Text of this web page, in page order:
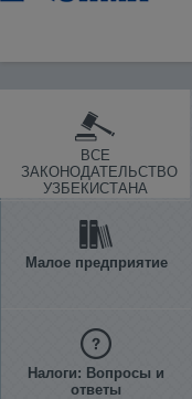
ВСЕ
ЗАКОНОДАТЕЛЬСТВО
УЗБЕКИСТАНА
Малое предприятие
Налоги: Вопросы и
ответы